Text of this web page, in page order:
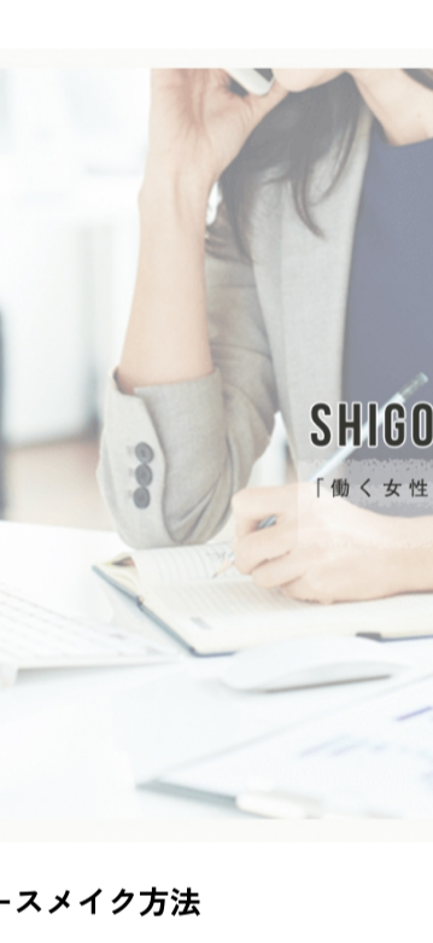
スメイク方法